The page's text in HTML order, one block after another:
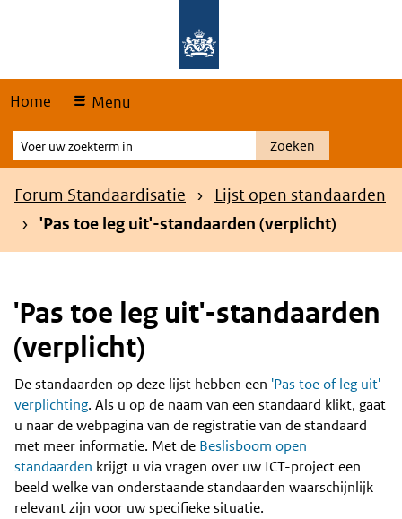
Home Menu
Voer
uw
zoekterm
Zoeken
Kruimelpad
Forum Standaardisatie
Lijst open standaarden
'Pas toe leg uit'-standaarden (verplicht)
'Pas toe leg uit'-standaarden
(verplicht)
Content
De standaarden op deze lijst hebben een 'Pas toe of leg uit'-
verplichting. Als u op de naam van een standaard klikt, gaat
u naar de webpagina van de registratie van de standaard
met meer informatie. Met de Beslisboom open
standaarden krijgt u via vragen over uw ICT-project een
beeld welke van onderstaande standaarden waarschijnlijk
relevant zijn voor uw specifieke situatie.